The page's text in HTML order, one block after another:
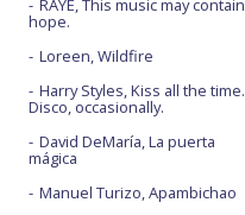
RAYE, This music may contain
hope.
Loreen, Wildfire
Harry Styles, Kiss all the time.
Disco, occasionally.
David DeMaría, La puerta
mágica
Manuel Turizo, Apambichao